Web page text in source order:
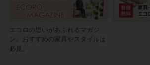
エコロの思いがあふれるマガジ
ン。おすすめの家具やスタイルは
必見。